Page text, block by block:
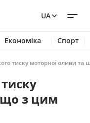
UA
Економіка Спорт
тиску моторної оливи та
що з цим